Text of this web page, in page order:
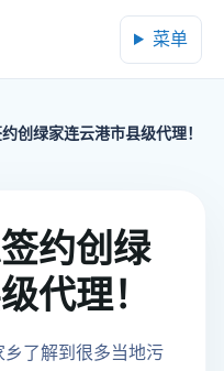
菜单
创绿家连云港市县级代理！
约创绿
代理！
了解到很多当地污